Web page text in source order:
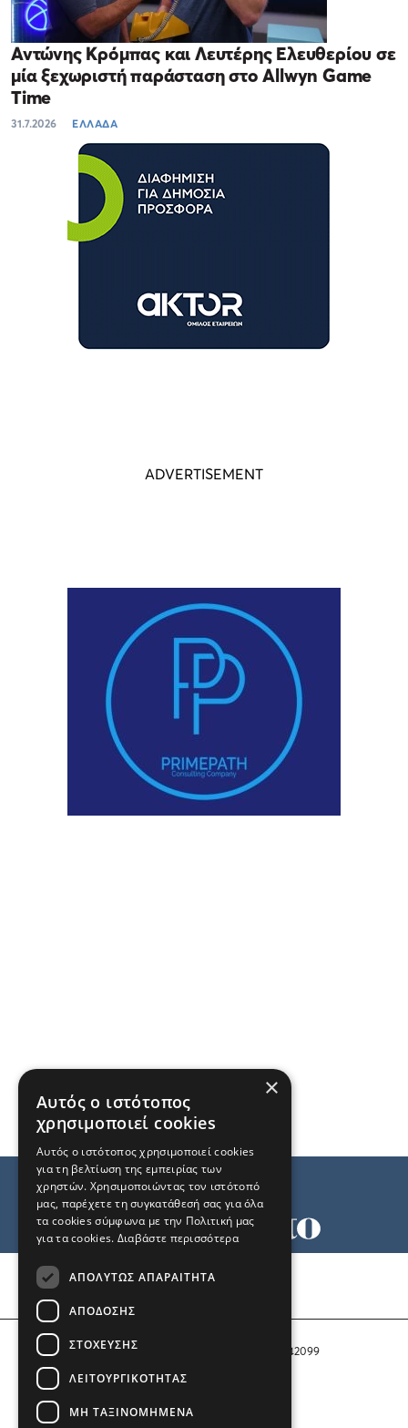
Αντώνης Κρόμπας και Λευτέρης Ελευθερίου σε
μία ξεχωριστή παράσταση στο Allwyn Game
Time
31.7.2026 ΕΛΛΑΔΑ
Αριθμός Πιστοποίησης Μ.Η.Τ. 242099
COPYRIGHT © 2026 Το Μανιφέστο
×
Αυτός ο ιστότοπος
χρησιμοποιεί cookies
Αυτός ο ιστότοπος χρησιμοποιεί cookies
για τη βελτίωση της εμπειρίας των
χρηστών. Χρησιμοποιώντας τον ιστότοπό
μας, παρέχετε τη συγκατάθεσή σας για όλα
τα cookies σύμφωνα με την Πολιτική μας
για τα cookies. Διαβάστε περισσότερα
ΑΠΟΛΎΤΩΣ ΑΠΑΡΑΊΤΗΤΑ
ΑΠΌΔΟΣΗΣ
ΣΤΌΧΕΥΣΗΣ
ΛΕΙΤΟΥΡΓΙΚΌΤΗΤΑΣ
ΜΗ ΤΑΞΙΝΟΜΗΜΈΝΑ